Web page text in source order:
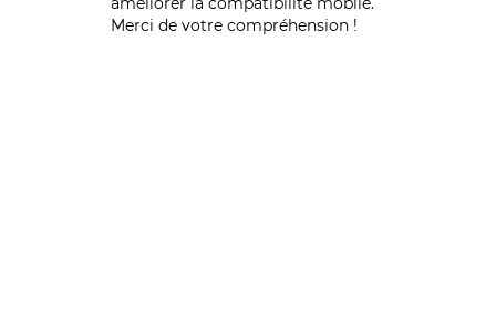
Merci de votre compréhension !